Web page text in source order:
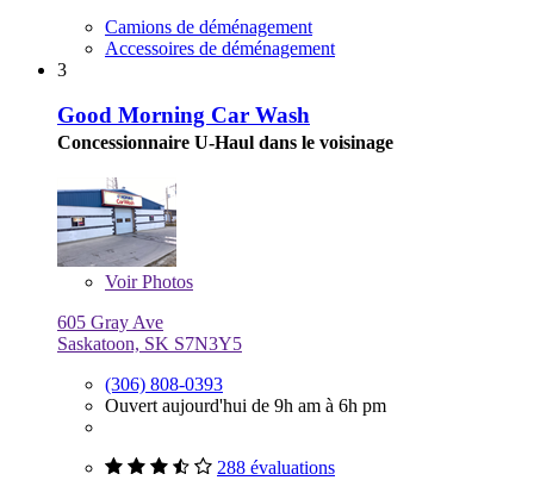
Camions de déménagement
Accessoires de déménagement
3
Good Morning Car Wash
Concessionnaire U-Haul dans le voisinage
VoirPhotos
605 Gray Ave
Saskatoon, SK S7N3Y5
(306) 808-0393
Ouvert aujourd'hui de 9h am à 6h pm
288 évaluations